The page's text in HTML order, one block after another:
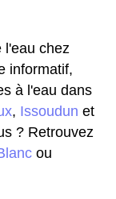
l'eau chez
informatif,
à l'eau dans
, Issoudun et
? Retrouvez
ou